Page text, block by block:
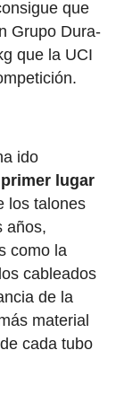
que
Grupo Dura-
que la UCI
ido
lugar
los talones
años,
como la
cableados
de la
material
cada tubo